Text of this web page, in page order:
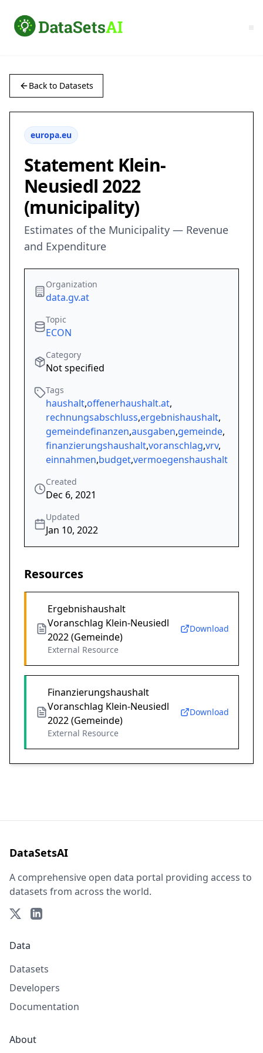
Back to Datasets
europa.eu
Statement Klein-
Neusiedl 2022
(municipality)
Estimates of the Municipality — Revenue
and Expenditure
Organization
data.gv.at
Topic
ECON
Category
Not specified
Tags
haushalt,offenerhaushalt.at,
rechnungsabschluss,ergebnishaushalt,
gemeindefinanzen,ausgaben,gemeinde,
finanzierungshaushalt,voranschlag,vrv,
einnahmen,budget,vermoegenshaushalt
Created
Dec 6, 2021
Updated
Jan 10, 2022
Resources
Ergebnishaushalt
Voranschlag Klein-Neusiedl
2022 (Gemeinde)
External Resource
Download
Finanzierungshaushalt
Voranschlag Klein-Neusiedl
2022 (Gemeinde)
External Resource
Download
DataSetsAI
A comprehensive open data portal providing access to
datasets from across the world.
Data
Datasets
Developers
Documentation
About